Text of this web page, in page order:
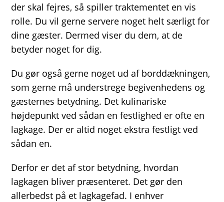
der skal fejres, så spiller traktementet en vis
rolle. Du vil gerne servere noget helt særligt for
dine gæster. Dermed viser du dem, at de
betyder noget for dig.
Du gør også gerne noget ud af borddækningen,
som gerne må understrege begivenhedens og
gæsternes betydning. Det kulinariske
højdepunkt ved sådan en festlighed er ofte en
lagkage. Der er altid noget ekstra festligt ved
sådan en.
Derfor er det af stor betydning, hvordan
lagkagen bliver præsenteret. Det gør den
allerbedst på et lagkagefad. I enhver